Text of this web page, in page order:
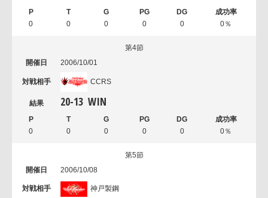
0 0 0 0 0 0％
第4節
2006/10/01
CCRS
20-13 WIN
0 0 0 0 0 0％
第5節
2006/10/08
神戸製鋼